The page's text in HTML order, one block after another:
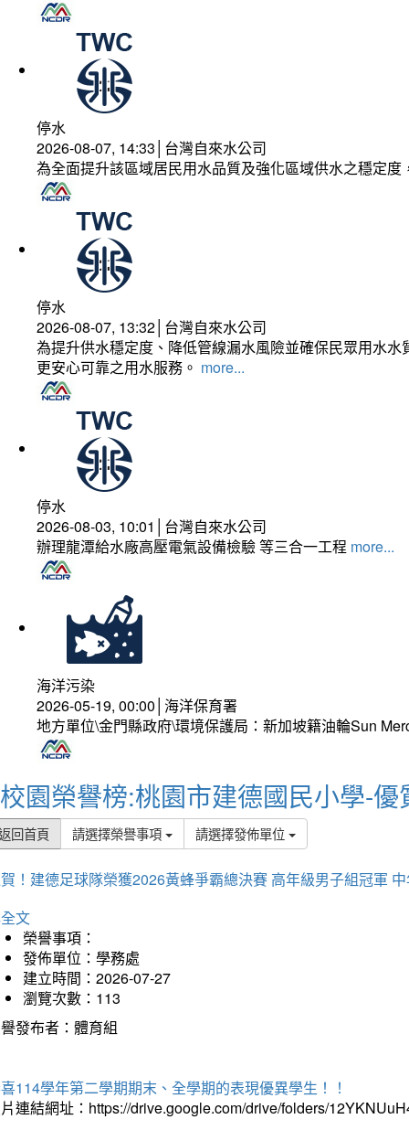
停水
2026-08-07, 14:33│台灣自來水公司
為全面提升該區域居民用水品質及強化區域供水之穩定
停水
2026-08-07, 13:32│台灣自來水公司
為提升供水穩定度、降低管線漏水風險並確保民眾用水
更安心可靠之用水服務。 more...
停水
2026-08-03, 10:01│台灣自來水公司
辦理龍潭給水廠高壓電氣設備檢驗 等三合一工程 more...
海洋污染
2026-05-19, 00:00│海洋保育署
地方單位\金門縣政府\環境保護局：新加坡籍油輪Sun
校園榮譽榜:桃園市建德國民小學-優
回首頁 請選擇榮譽事項 請選擇發佈單位
！建德足球隊榮獲2026黃蜂爭霸總決賽 高年級男子組冠軍
文
榮譽事項：
發佈單位：學務處
建立時間：2026-07-27
瀏覽次數：113
發布者：體育組
114學年第二學期期末、全學期的表現優異學生！！
連結網址：https://drive.google.com/drive/folders/